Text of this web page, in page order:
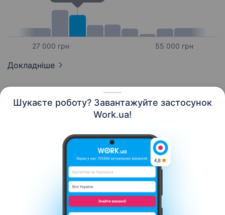
Шукаєте роботу? Завантажуйте застосунок
Work.ua!
27 000 грн 55 000 грн
Докладніше
Контакти Про нас Кар’єра